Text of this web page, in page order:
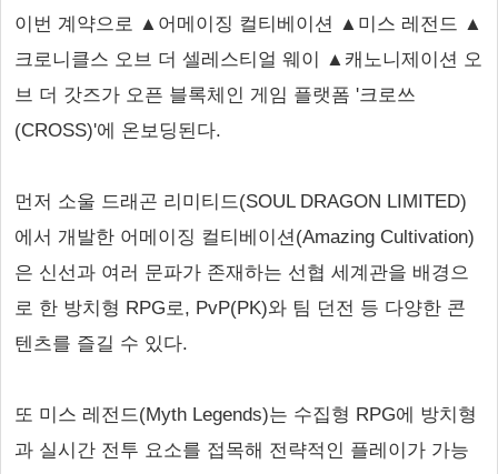
이번 계약으로 ▲어메이징 컬티베이션 ▲미스 레전드 ▲
크로니클스 오브 더 셀레스티얼 웨이 ▲캐노니제이션 오
브 더 갓즈가 오픈 블록체인 게임 플랫폼 '크로쓰
(CROSS)'에 온보딩된다.
먼저 소울 드래곤 리미티드(SOUL DRAGON LIMITED)
에서 개발한 어메이징 컬티베이션(Amazing Cultivation)
은 신선과 여러 문파가 존재하는 선협 세계관을 배경으
로 한 방치형 RPG로, PvP(PK)와 팀 던전 등 다양한 콘
텐츠를 즐길 수 있다.
또 미스 레전드(Myth Legends)는 수집형 RPG에 방치형
과 실시간 전투 요소를 접목해 전략적인 플레이가 가능